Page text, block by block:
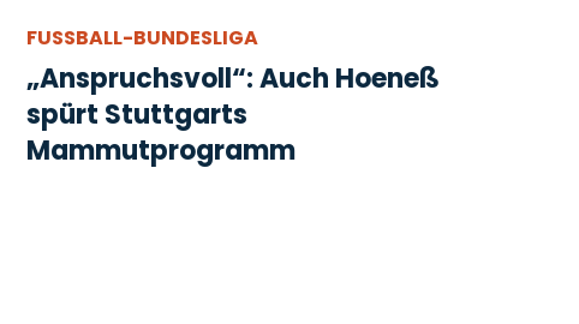
FUSSBALL-BUNDESLIGA
„Anspruchsvoll“: Auch Hoeneß
spürt Stuttgarts
Mammutprogramm